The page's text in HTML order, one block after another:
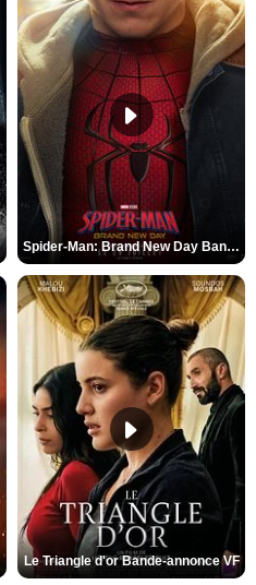
Spider-Man: Brand New Day Bande-annonce VO STFR
Le Triangle d'or Bande-annonce VF